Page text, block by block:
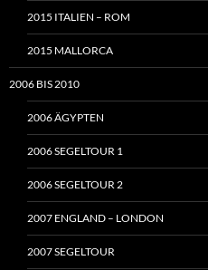
2015 ITALIEN – ROM
2015 MALLORCA
2006 BIS 2010
2006 ÄGYPTEN
2006 SEGELTOUR 1
2006 SEGELTOUR 2
2007 ENGLAND – LONDON
2007 SEGELTOUR